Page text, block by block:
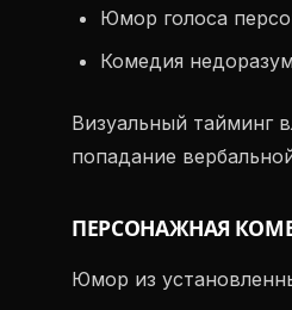
Юмор голоса
Комедия
Визуальный тайминг
попадание
ПЕРСОНАЖНАЯ
Юмор из